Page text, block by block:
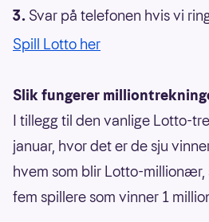
Svar på telefonen hvis vi
Spill Lotto her
Slik fungerer
I tillegg til den vanlige Lotto-
januar, hvor det er de sju
hvem som blir Lotto-millionær,
fem spillere som vinner 1